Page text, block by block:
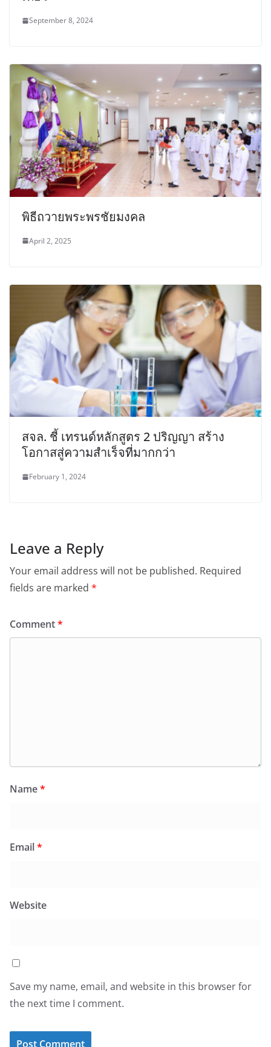
September 8, 2024
พิธีถวายพระพรชัยมงคล
April 2, 2025
สจล. ชี้ เทรนด์หลักสูตร 2 ปริญญา สร้าง
โอกาสสู่ความสำเร็จที่มากกว่า
February 1, 2024
Leave a Reply
Your email address will not be published. Required
fields are marked *
Comment*
Name*
Email*
Website
Save my name, email, and website in this browser for
the next time I comment.